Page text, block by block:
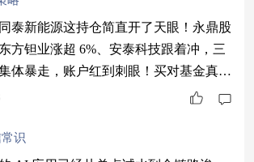
泰新能源这持仓简直开了天眼！永鼎股
方钽业涨超 6%、安泰科技跟着冲，三
体暴走，账户红到刺眼！买对基金真的
天赚够两个月奶茶钱，赚麻了只想原地
业航天持续火爆：2026或迎火箭发射大
识